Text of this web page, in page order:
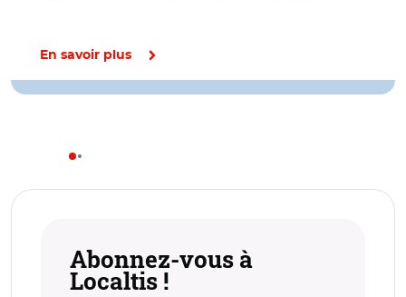
En savoir plus
Abonnez-vous à
Localtis !